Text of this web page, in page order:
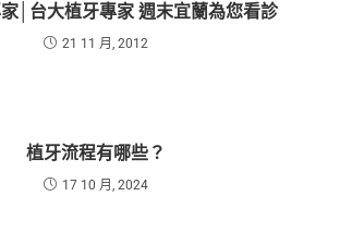
│台大植牙專家 週末宜蘭為您看診
21 11 月, 2012
植牙流程有哪些？
17 10 月, 2024